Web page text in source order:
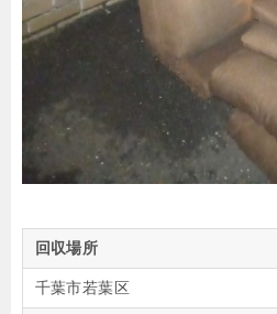
回収場所
千葉市若葉区